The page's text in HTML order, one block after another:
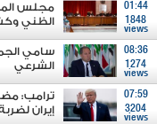
01:44
1848
views
مجلس
الظني
08:36
1274
views
سامي
الشرعي
07:59
3204
views
ترامب:
إيران